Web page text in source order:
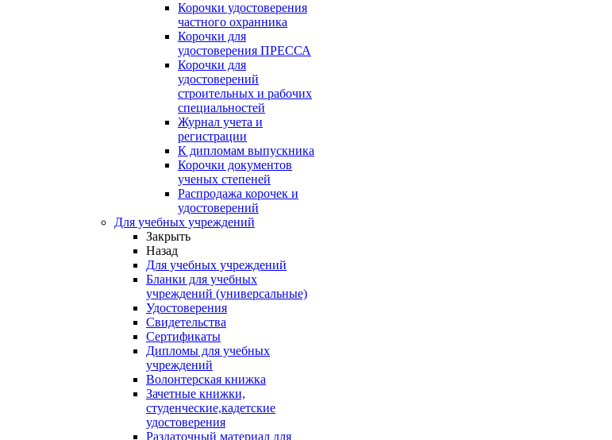
Корочки удостоверения
частного охранника
Корочки для
удостоверения ПРЕССА
Корочки для
удостоверений
строительных и рабочих
специальностей
Журнал учета и
регистрации
К дипломам выпускника
Корочки документов
ученых степеней
Распродажа корочек и
удостоверений
Для учебных учреждений
Закрыть
Назад
Для учебных учреждений
Бланки для учебных
учреждений (универсальные)
Удостоверения
Свидетельства
Сертификаты
Дипломы для учебных
учреждений
Волонтерская книжка
Зачетные книжки,
студенческие,кадетские
удостоверения
Раздаточный материал для